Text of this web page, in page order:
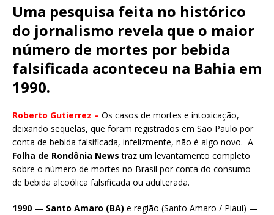
Uma pesquisa feita no histórico
do jornalismo revela que o maior
número de mortes por bebida
falsificada aconteceu na Bahia em
1990.
Roberto Gutierrez – Os casos de mortes e intoxicação,
deixando sequelas, que foram registrados em São Paulo por
conta de bebida falsificada, infelizmente, não é algo novo. A
Folha de Rondônia News traz um levantamento completo
sobre o número de mortes no Brasil por conta do consumo
de bebida alcoólica falsificada ou adulterada.
1990 — Santo Amaro (BA) e região (Santo Amaro / Piauí) —